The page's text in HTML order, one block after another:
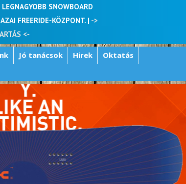
SNOWBOARD
FREERIDE-KÖZPONT. | ->
<-
Jó tanácsok Hirek
Oktatás